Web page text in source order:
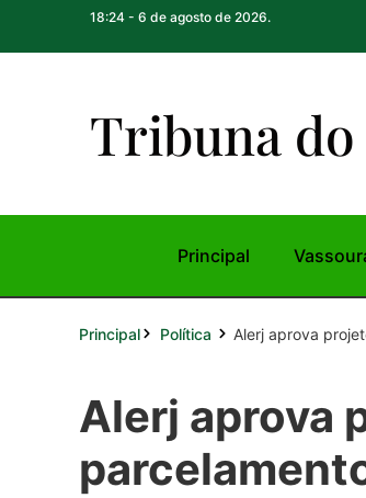
18:24 - 6 de agosto de 2026.
Tribuna
Principal
Principal Política Alerj aprova
Alerj aprova